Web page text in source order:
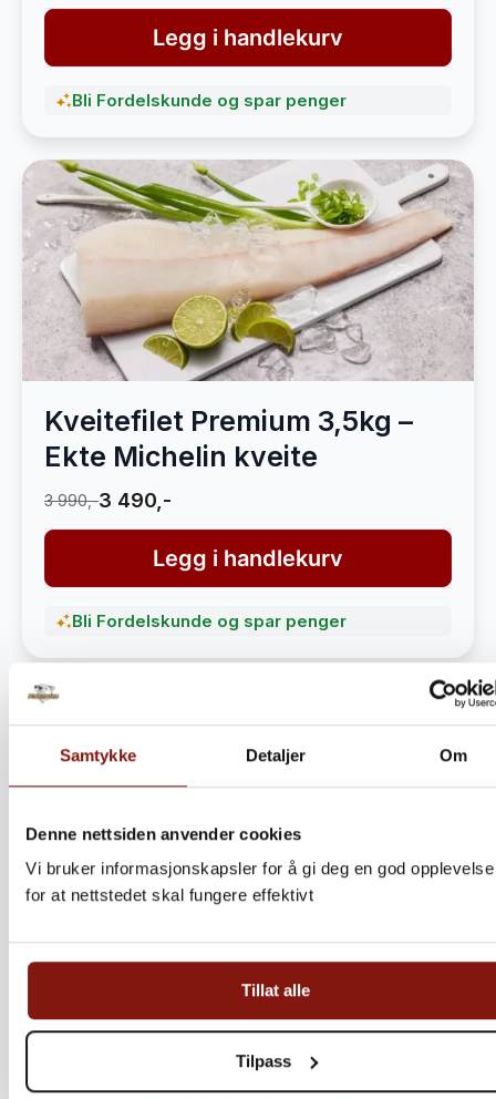
Samtykke Detaljer Om
Denne nettsiden anvender cookies
Vi bruker informasjonskapsler for å gi deg en god
for at nettstedet skal fungere effektivt
Tillat alle
Tilpass
Legg i handlekurv
Bli Fordelskunde og spar penger
Kveitefilet Premium 3,5kg –
Ekte Michelin kveite
3 990,-3 490,-
Legg i handlekurv
Bli Fordelskunde og spar penger
Steinbitkaker Dalen 5kg –
Ekte norsk håndverk fra
havet